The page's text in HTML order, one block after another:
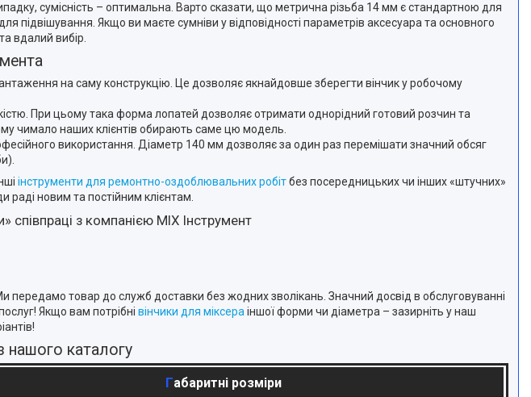
сумісність – оптимальна. Варто сказати, що метрична різьба 14 мм є стандартною для
підвішування. Якщо ви маєте сумніви у відповідності параметрів аксесуара та основного
вдалий вибір.
на саму конструкцію. Це дозволяє якнайдовше зберегти вінчик у робочому
При цьому така форма лопатей дозволяє отримати однорідний готовий розчин та
чимало наших клієнтів обирають саме цю модель.
використання. Діаметр 140 мм дозволяє за один раз перемішати значний обсяг
інструменти для ремонтно-оздоблювальних робітбез посередницьких чи інших «штучних»
новим та постійним клієнтам.
співпраці з компанією MIX Інструмент
передамо товар до служб доставки без жодних зволікань. Значний досвід в обслуговуванні
Якщо вам потрібні вінчики для міксера іншої форми чи діаметра – зазирніть у наш
нашого каталогу
Габаритні розміри